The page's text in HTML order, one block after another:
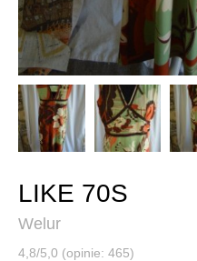
LIKE 70S
Welur
4,8/5,0 (opinie: 465)